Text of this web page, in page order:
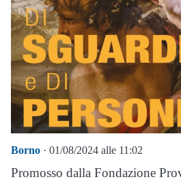
Borno · 01/08/2024 alle 11:02
Promosso dalla Fondazione